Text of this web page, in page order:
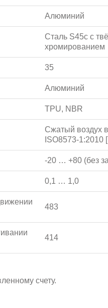
Алюминий
Сталь S45c с
хромированием
35
Алюминий
TPU, NBR
Сжатый воздух
ISO8573-1:2010
-20 … +80 (без
0,1 … 1,0
483
414
счету.